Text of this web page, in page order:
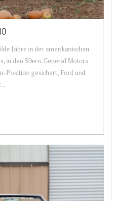
Jahre in der amerikanischen
in den 50ern. General Motors
Position gesichert, Ford und